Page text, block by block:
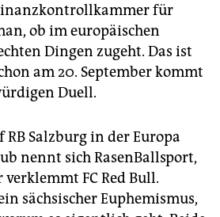
für
ob im europäischen
Dingen zugeht. Das ist
am 20. September kommt
Duell.
Salzburg in der Europa
nennt sich RasenBallsport,
FC Red Bull.
sächsischer Euphemismus,